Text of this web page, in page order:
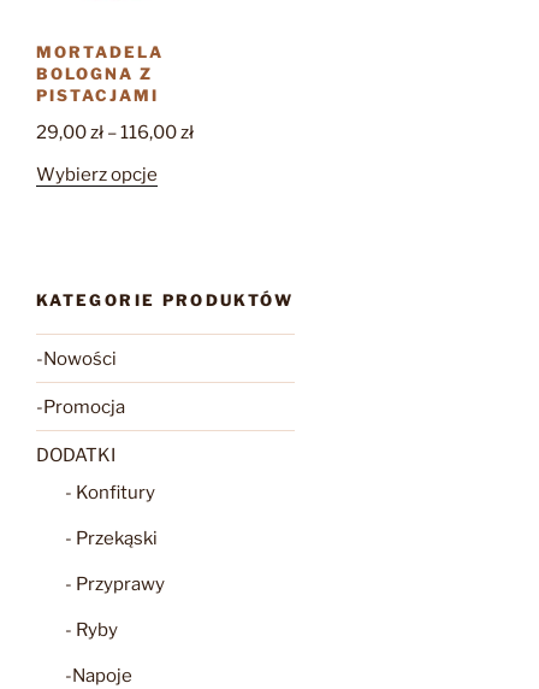
MORTADELA
BOLOGNA Z
PISTACJAMI
29,00zł –116,00złZakres
Wybierz opcje
wariantów.
stronie
KATEGORIE PRODUKTÓW
-Nowości
-Promocja
DODATKI
- Konfitury
- Przekąski
- Przyprawy
- Ryby
-Napoje